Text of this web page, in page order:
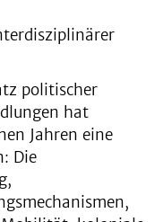
politischer
hat
Jahren eine
Die